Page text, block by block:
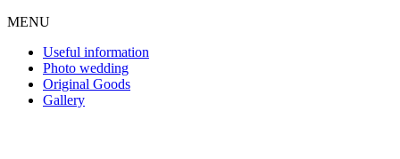
MENU
Useful information
Photo wedding
Original Goods
Gallery